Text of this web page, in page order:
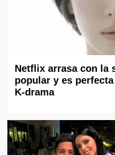
Netflix arrasa con la
popular y es
K-drama